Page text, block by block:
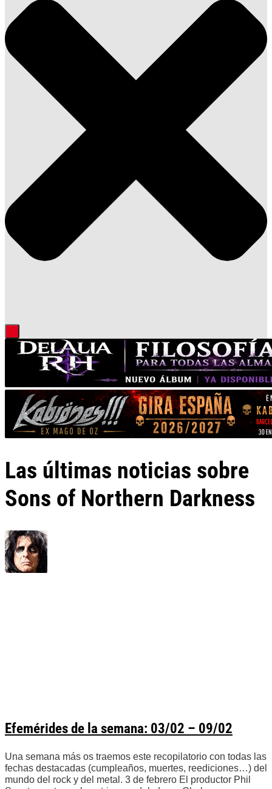
Las últimas noticias sobre
Sons of Northern Darkness
Efemérides de la semana: 03/02 – 09/02
Una semana más os traemos este recopilatorio con todas las
fechas destacadas (cumpleaños, muertes, reediciones…) del
mundo del rock y del metal. 3 de febrero El productor Phil